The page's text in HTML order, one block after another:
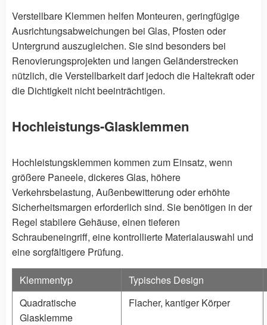
Verstellbare Klemmen helfen Monteuren, geringfügige
Ausrichtungsabweichungen bei Glas, Pfosten oder
Untergrund auszugleichen. Sie sind besonders bei
Renovierungsprojekten und langen Geländerstrecken
nützlich, die Verstellbarkeit darf jedoch die Haltekraft oder
die Dichtigkeit nicht beeinträchtigen.
Hochleistungs-Glasklemmen
Hochleistungsklemmen kommen zum Einsatz, wenn
größere Paneele, dickeres Glas, höhere
Verkehrsbelastung, Außenbewitterung oder erhöhte
Sicherheitsmargen erforderlich sind. Sie benötigen in der
Regel stabilere Gehäuse, einen tieferen
Schraubeneingriff, eine kontrollierte Materialauswahl und
eine sorgfältigere Prüfung.
Klemmentyp
Typisches Design
Quadratische
Glasklemme
Flacher, kantiger Körper